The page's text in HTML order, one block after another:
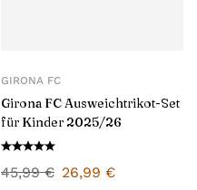
GIRONA FC
Girona FC Ausweichtrikot-Set
für Kinder 2025/26
45,99€ 26,99 €